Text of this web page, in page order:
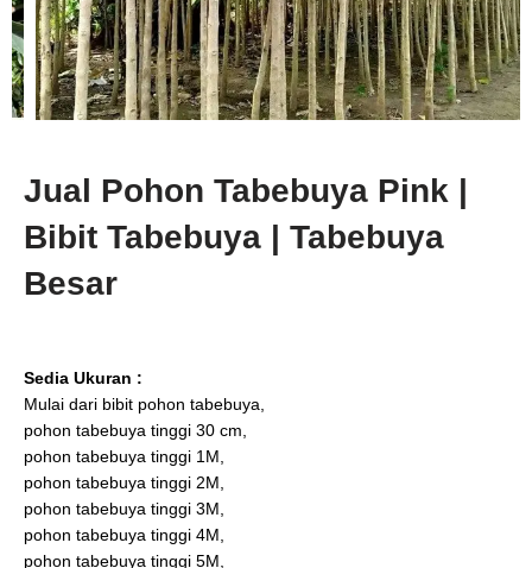
Jual Pohon Tabebuya Pink |
Bibit Tabebuya | Tabebuya
Besar
Sedia Ukuran :
Mulai dari bibit pohon tabebuya,
pohon tabebuya tinggi 30 cm,
pohon tabebuya tinggi 1M,
pohon tabebuya tinggi 2M,
pohon tabebuya tinggi 3M,
pohon tabebuya tinggi 4M,
pohon tabebuya tinggi 5M,